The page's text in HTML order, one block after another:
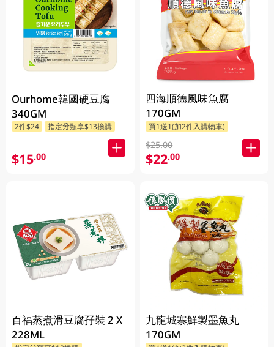
Ourhome韓國硬豆腐
340GM
2件$24 指定分類享$13換購
$15.00
百福蒸煮滑豆腐孖裝 2 X
228ML
四海順德風味魚腐
170GM
買1送1(加2件入購物車)
$25.00
$22.00
九龍城寨鮮製墨魚丸
170GM